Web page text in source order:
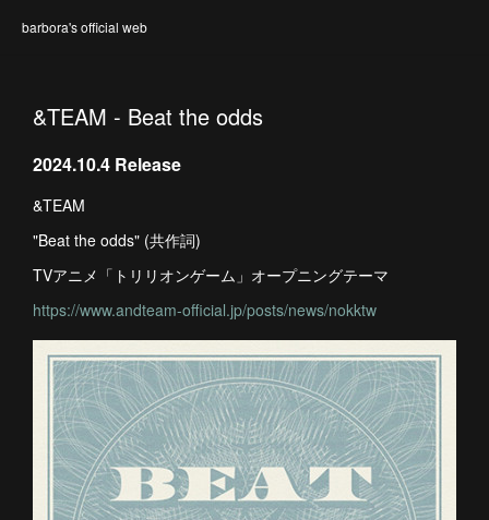
barbora's official web
&TEAM - Beat the odds
2024.10.4 Release
&TEAM
"Beat the odds" (共作詞)
TVアニメ「トリリオンゲーム」オープニングテーマ
https://www.andteam-official.jp/posts/news/nokktw